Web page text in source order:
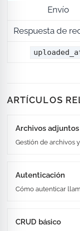
Envío
Respuesta de
ARTÍCULOS
Archivos adjuntos
Gestión de archivos
Autenticación
Cómo autenticar
CRUD básico